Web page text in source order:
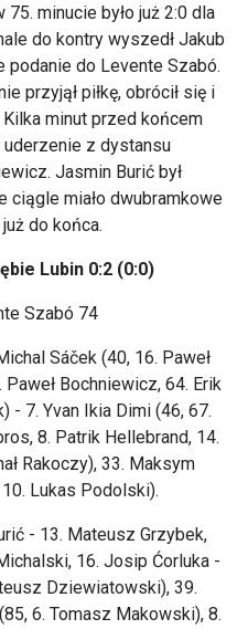
minucie było już 2:0 dla
do kontry wyszedł Jakub
podanie do Levente Szabó.
przyjął piłkę, obrócił się i
minut przed końcem
z dystansu
Jasmin Burić był
ciągle miało dwubramkowe
do końca.
Lubin 0:2 (0:0)
Szabó 74
Sáček (40, 16. Paweł
Bochniewicz, 64. Erik
- 7. Yvan Ikia Dimi (46, 67.
8. Patrik Hellebrand, 14.
Rakoczy), 33. Maksym
Lukas Podolski).
- 13. Mateusz Grzybek,
16. Josip Ćorluka -
Dziewiatowski), 39.
6. Tomasz Makowski), 8.